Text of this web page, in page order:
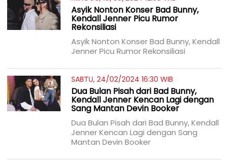
Asyik Nonton Konser Bad Bunny,
Kendall Jenner Picu Rumor
Rekonsiliasi
Asyik Nonton Konser Bad Bunny, Kendall
Jenner Picu Rumor Rekonsiliasi
SABTU, 24/02/2024 16:30 WIB
Dua Bulan Pisah dari Bad Bunny,
Kendall Jenner Kencan Lagi dengan
Sang Mantan Devin Booker
Dua Bulan Pisah dari Bad Bunny, Kendall
Jenner Kencan Lagi dengan Sang
Mantan Devin Booker